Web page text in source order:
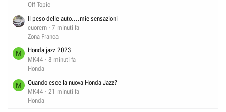
Off Topic
Il peso delle auto....mie sensazioni
cuorern
7 minuti fa
Zona Franca
M
Honda jazz 2023
MK44
8 minuti fa
Honda
M
Quando esce la nuova Honda Jazz?
MK44
21 minuti fa
Honda